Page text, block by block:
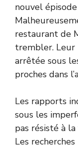
nouvel
restaurant de
trembler. Leur
arrêtée sous
proches dans
Les rapports
sous les
pas résisté à
Les